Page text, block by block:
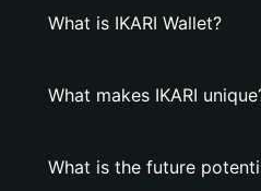
What is IKARI Wallet?
What makes IKARI
What is the future